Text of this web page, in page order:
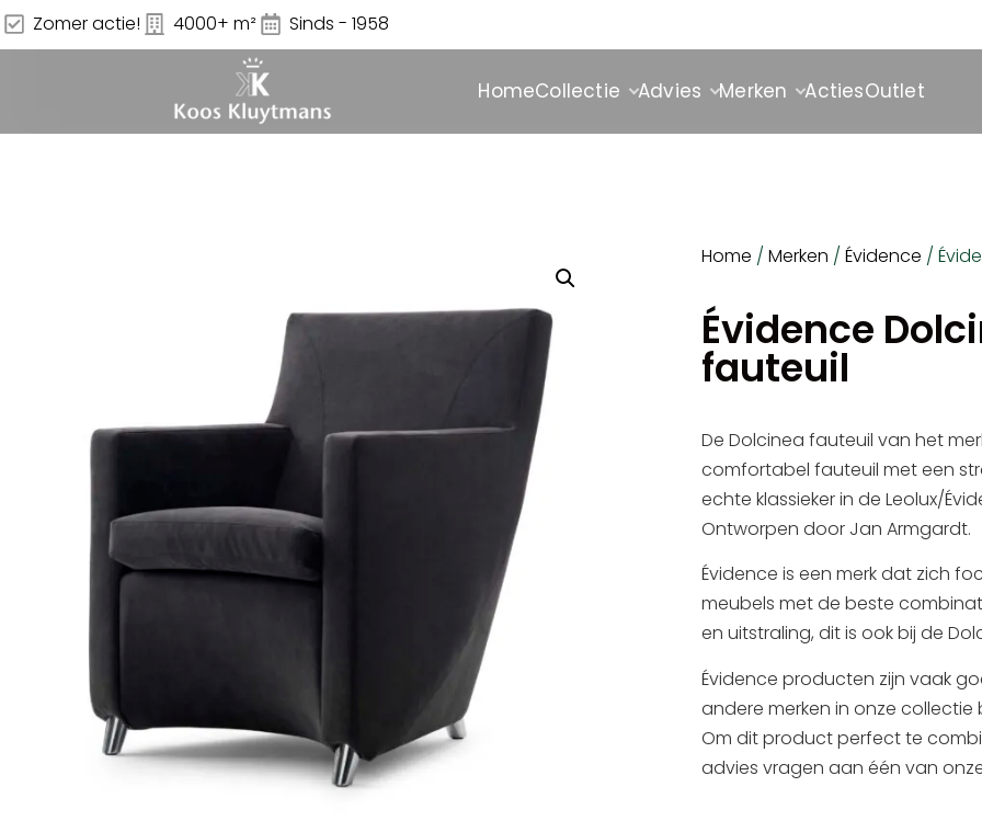
Zomer actie! 4000+ m² Sinds - 1958
HomeCollectie Advies Merken ActiesOutlet
Home / Merken / Évidence /
Évidence
fauteuil
De Dolcinea fauteuil van het
comfortabel fauteuil met een
echte klassieker in de Leolux/
Ontworpen door Jan Armgardt.
Évidence is een merk dat zich
meubels met de beste
en uitstraling, dit is ook bij de
Évidence producten zijn vaak
andere merken in onze collectie
Om dit product perfect te
advies vragen aan één van